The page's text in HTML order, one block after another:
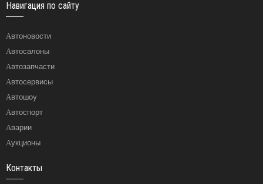
Навигация по сайту
Автоновости
Автосалоны
Автозапчасти
Автосервисы
Автошоу
Автоспорт
Аварии
Аукционы
Контакты